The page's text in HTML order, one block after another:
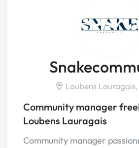
Loubens
Community manager
Loubens Lauragais
Community manager